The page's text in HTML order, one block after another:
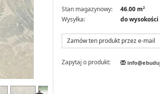
Stan magazynowy: 46.00 m2
Wysyłka: do
Zamów ten produkt przez e-mail
Zapytaj o produkt: